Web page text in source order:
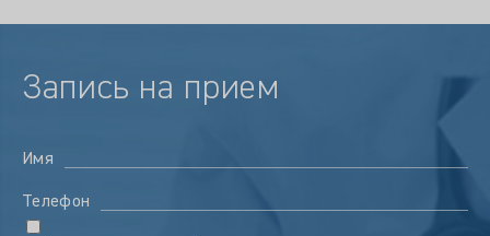
Запись на прием
Имя
Телефон